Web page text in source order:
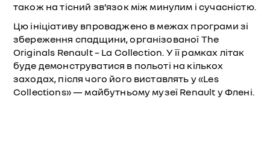
також на тісний зв’язок між минулим і сучасністю.
Цю ініціативу впроваджено в межах програми зі
збереження спадщини, організованої The
Originals Renault – La Collection. У її рамках літак
буде демонструватися в польоті на кількох
заходах, після чого його виставлять у «Les
Collections» — майбутньому музеї Renault у Флені.